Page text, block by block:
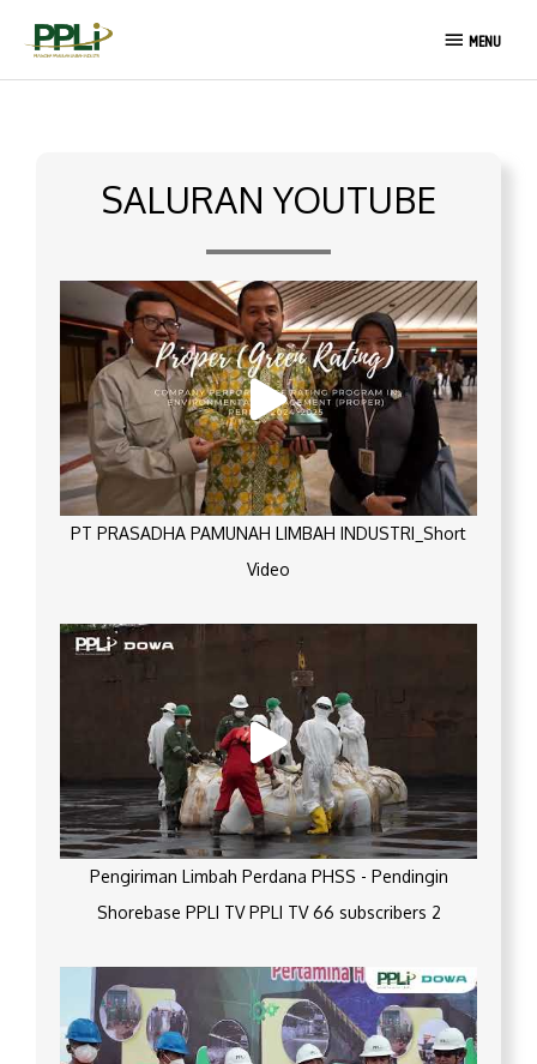
MENU
MENU
SALURAN YOUTUBE
PT PRASADHA PAMUNAH LIMBAH INDUSTRI_Short
Video
Pengiriman Limbah Perdana PHSS - Pendingin
Shorebase PPLI TV PPLI TV 66 subscribers 2